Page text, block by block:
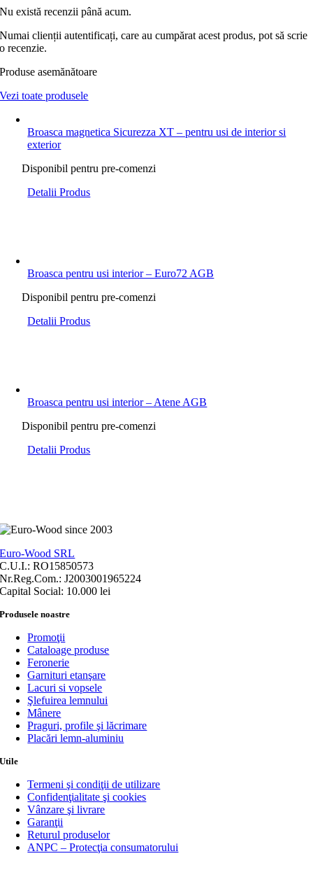
Nu există recenzii până acum.
Numai clienții autentificați, care au cumpărat acest produs, pot să scrie
o recenzie.
Produse asemănătoare
Vezi toate produsele
Broasca magnetica Sicurezza XT – pentru usi de interior si
exterior
Disponibil pentru pre-comenzi
Detalii Produs
Broasca pentru usi interior – Euro72 AGB
Disponibil pentru pre-comenzi
Detalii Produs
Broasca pentru usi interior – Atene AGB
Disponibil pentru pre-comenzi
Detalii Produs
Euro-Wood SRL
C.U.I.: RO15850573
Nr.Reg.Com.: J2003001965224
Capital Social: 10.000 lei
Produsele noastre
Promoţii
Cataloage produse
Feronerie
Garnituri etanşare
Lacuri si vopsele
Şlefuirea lemnului
Mânere
Praguri, profile şi lăcrimare
Placări lemn-aluminiu
Utile
Termeni şi condiţii de utilizare
Confidenţialitate şi cookies
Vânzare şi livrare
Garanţii
Returul produselor
ANPC – Protecţia consumatorului